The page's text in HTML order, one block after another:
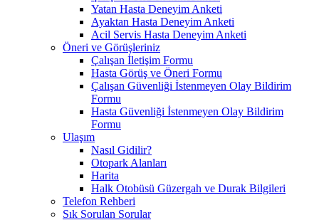
Yatan Hasta Deneyim Anketi
Ayaktan Hasta Deneyim Anketi
Acil Servis Hasta Deneyim Anketi
Öneri ve Görüşleriniz
Çalışan İletişim Formu
Hasta Görüş ve Öneri Formu
Çalışan Güvenliği İstenmeyen Olay Bildirim
Formu
Hasta Güvenliği İstenmeyen Olay Bildirim
Formu
Ulaşım
Nasıl Gidilir?
Otopark Alanları
Harita
Halk Otobüsü Güzergah ve Durak Bilgileri
Telefon Rehberi
Sık Sorulan Sorular